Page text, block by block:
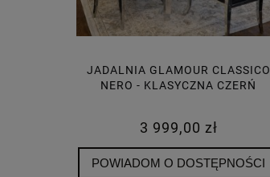
JADALNIA GLAMOUR CLASSICO
NERO - KLASYCZNA CZERŃ
3 999,00 zł
POWIADOM O DOSTĘPNOŚCI